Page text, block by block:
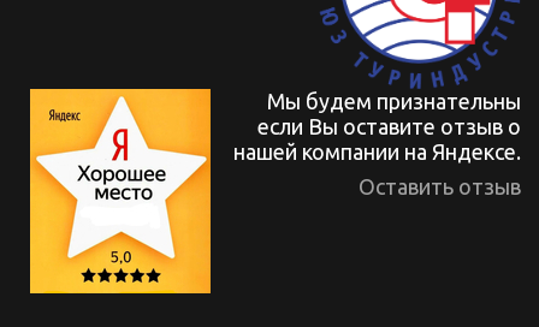
Мы будем признательны
если Вы оставите отзыв о
нашей компании на Яндексе.
Оставить отзыв